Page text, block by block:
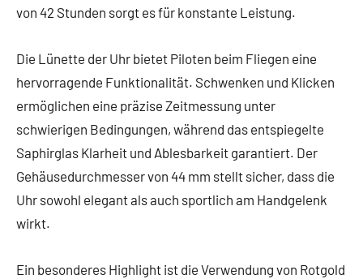
von 42 Stunden sorgt es für konstante Leistung.
Die Lünette der Uhr bietet Piloten beim Fliegen eine
hervorragende Funktionalität. Schwenken und Klicken
ermöglichen eine präzise Zeitmessung unter
schwierigen Bedingungen, während das entspiegelte
Saphirglas Klarheit und Ablesbarkeit garantiert. Der
Gehäusedurchmesser von 44 mm stellt sicher, dass die
Uhr sowohl elegant als auch sportlich am Handgelenk
wirkt.
Ein besonderes Highlight ist die Verwendung von Rotgold